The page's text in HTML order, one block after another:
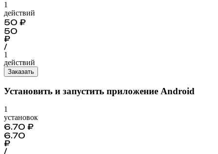
1
действий
50 ₽
50
₽
/
1
действий
Заказать
Установить и запустить приложение Android
1
установок
6.70 ₽
6.70
₽
/